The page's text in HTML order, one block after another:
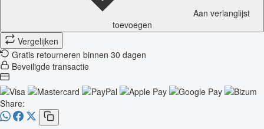
Aan verlanglijst
toevoegen
Vergelijken
Gratis retourneren binnen 30 dagen
Beveiligde transactie
Share: